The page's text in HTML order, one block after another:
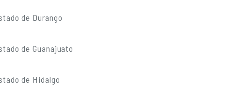
de Durango
de Guanajuato
de Hidalgo